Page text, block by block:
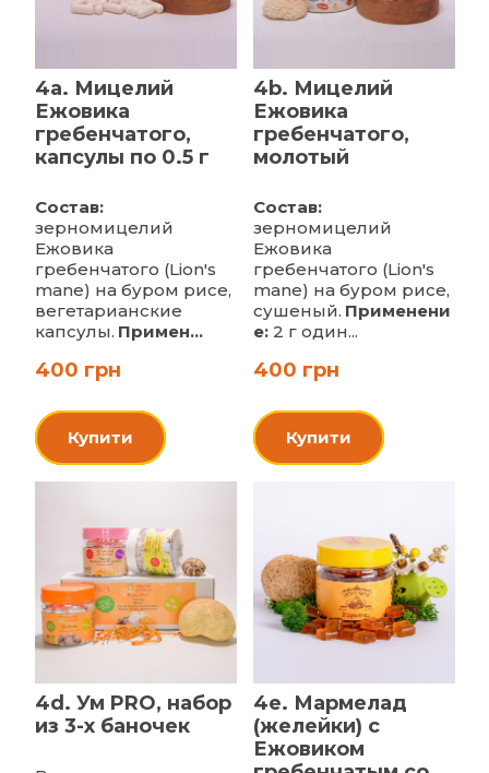
4a. Мицелий
Ежовика
гребенчатого,
капсулы по 0.5 г
Состав:
зерномицелий
Ежовика
гребенчатого (Lion's
mane) на буром рисе,
вегетарианские
капсулы. Примен...
400 грн
Купити
4b. Мицелий
Ежовика
гребенчатого,
молотый
Состав:
зерномицелий
Ежовика
гребенчатого (Lion's
mane) на буром рисе,
сушеный. Применени
е:2 г один...
400 грн
Купити
4d. Ум PRO, набор
из 3-х баночек
4e. Мармелад
(желейки) с
Ежовиком